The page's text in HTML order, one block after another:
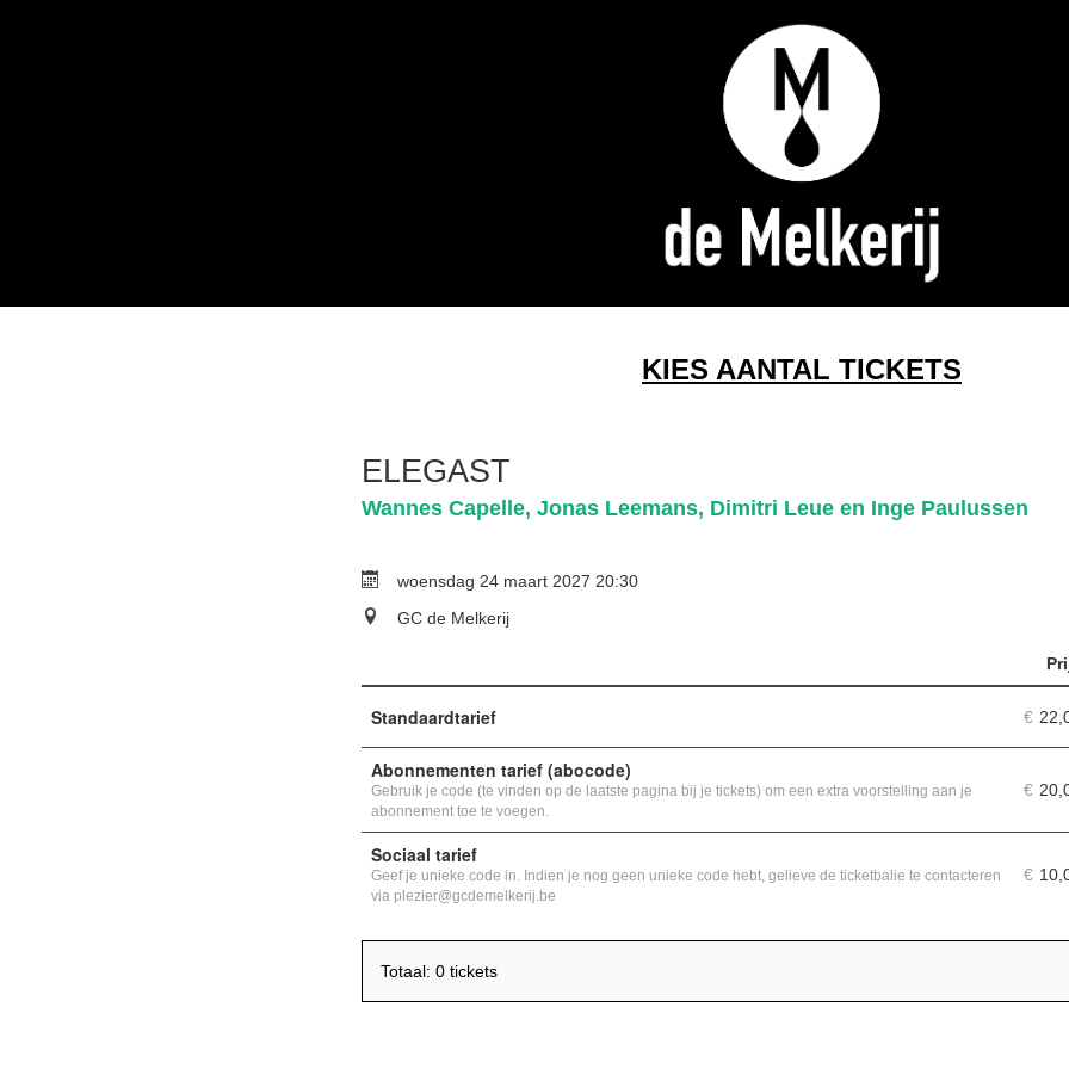
KIES AANTAL TICKETS
ELEGAST
Wannes Capelle, Jonas Leemans, Dimitri Leue en Inge Paulussen
woensdag 24 maart 2027 20:30
GC de Melkerij
Standaardtarief €
Abonnementen tarief (abocode)
Gebruik je code (te vinden op de laatste pagina bij je tickets) om een extra voorstelling aan je
abonnement toe te voegen.
€
Sociaal tarief
Geef je unieke code in. Indien je nog geen unieke code hebt, gelieve de ticketbalie te contacteren
via plezier@gcdemelkerij.be
€
Totaal: 0 tickets